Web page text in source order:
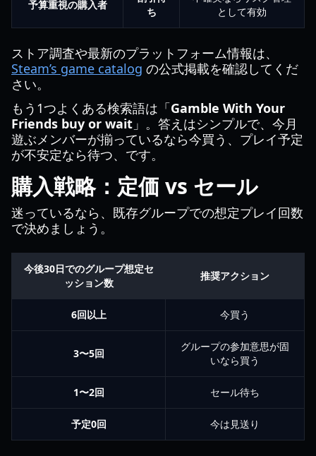
予算重視の購入者
ち
として有効
ストア調査や最新のプラットフォーム情報は、
Steam’s game catalog の公式掲載を確認してくだ
さい。
もう1つよくある検索語は「Gamble With Your
Friends buy or wait 」。答えはシンプルで、今月
遊ぶメンバーが揃っているなら今買う、プレイ予定
が不安定なら待つ、です。
購入戦略：定価 vs セール
迷っているなら、既存グループでの想定プレイ回数
で決めましょう。
今後30日でのグループ想定セ
ッション数
推奨アクション
6回以上 今買う
3〜5回
グループの参加意思が固
いなら買う
1〜2回 セール待ち
予定0回 今は見送り